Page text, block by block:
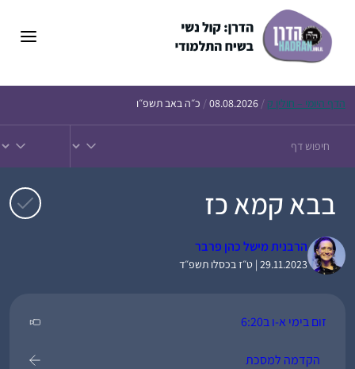
הדף היומי – חולין ק /
08.08.2026
/ כ״ה באב תשפ״ו
בבא קמא כז
הרבנית מישל כהן פרבר
29.11.2023 | ט״ז בכסלו תשפ״ד
זום בימי א-ו ב6:20
הקדמה למסכת